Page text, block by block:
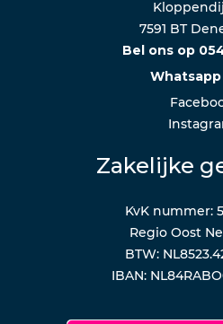
7591 BT
Bel ons op
Whatsapp
Zakelijke
KvK nummer:
Regio Oost
BTW:
IBAN: